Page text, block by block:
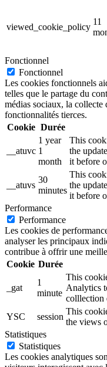
viewed_cookie_policy
11
Fonctionnel
Fonctionnel
Les cookies fonctionnels
telles que le partage du
médias sociaux, la collecte
fonctionnalités tierces.
Cookie Durée
__atuvc
1 year
1
month
This
the
it before
__atuvs
30
minutes
This
the
it before
Performance
Performance
Les cookies de
analyser les principaux
contribue à offrir une
Cookie Durée
_gat
1
minute
This
Analytics
colllection
YSC
session
This
the views
Statistiques
Statistiques
Les cookies analytiques